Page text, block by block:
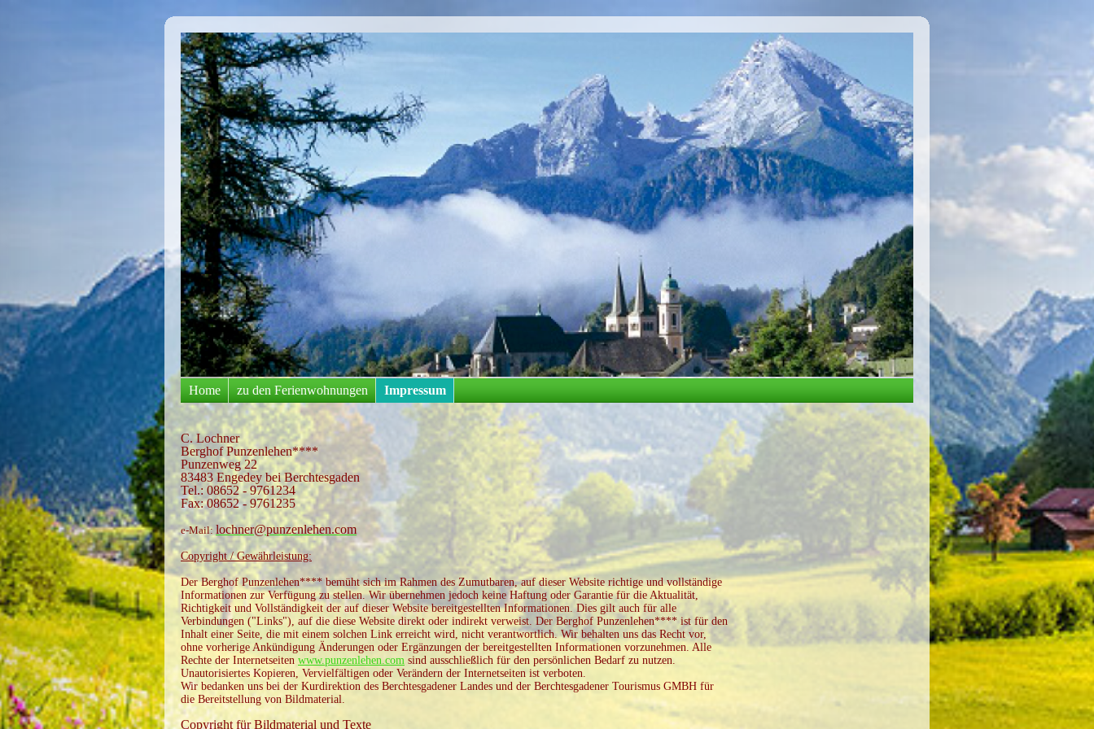
Home zu den Ferienwohnungen Impressum
C. Lochner
Berghof Punzenlehen****
Punzenweg 22
83483 Engedey bei Berchtesgaden
Tel.: 08652 - 9761234
Fax: 08652 - 9761235
e-Mail: lochner@punzenlehen.com
Copyright / Gewährleistung:
Der Berghof Punzenlehen**** bemüht sich im Rahmen des Zumutbaren, auf dieser Website richtige und vollständige
Informationen zur Verfügung zu stellen. Wir übernehmen jedoch keine Haftung oder Garantie für die Aktualität,
Richtigkeit und Vollständigkeit der auf dieser Website bereitgestellten Informationen. Dies gilt auch für alle
Verbindungen ("Links"), auf die diese Website direkt oder indirekt verweist. Der Berghof Punzenlehen**** ist für den
Inhalt einer Seite, die mit einem solchen Link erreicht wird, nicht verantwortlich. Wir behalten uns das Recht vor,
ohne vorherige Ankündigung Änderungen oder Ergänzungen der bereitgestellten Informationen vorzunehmen. Alle
Rechte der Internetseiten www.punzenlehen.com sind ausschließlich für den persönlichen Bedarf zu nutzen.
Unautorisiertes Kopieren, Vervielfältigen oder Verändern der Internetseiten ist verboten.
Wir bedanken uns bei der Kurdirektion des Berchtesgadener Landes und der Berchtesgadener Tourismus GMBH für
die Bereitstellung von Bildmaterial.
Copyright für Bildmaterial und Texte